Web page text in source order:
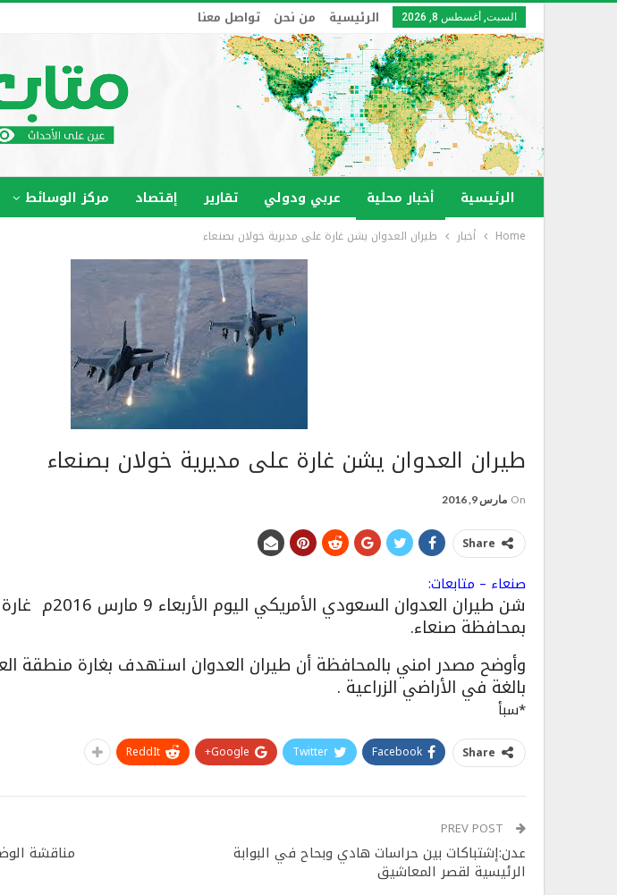
السبت, أغسطس 8, 2026 الرئيسية من نحن تواصل معنا
الرئيسية أخبار محلية عربي ودولي تقارير إقتصاد مركز الوسائط
Home أخبار طيران العدوان يشن غارة على مديرية خوﻻن بصنعاء
طيران العدوان يشن غارة على مديرية خوﻻن بصنعاء
On مارس 9, 2016
Share
صنعاء – متابعات:
شن طيران العدوان
بمحافظة صنعاء.
وأوضح مصدر امني بالمحافظة أن طيران العدوان استهدف بغارة منطقة
بالغة في الأراضي الزراعية .
*سبأ
Share
Facebook
Twitter
Google+
ReddIt
عدن:إشتباكات بين حراسات هادي وبحاح في البوابة
الرئيسية لقصر المعاشيق
مناقشة